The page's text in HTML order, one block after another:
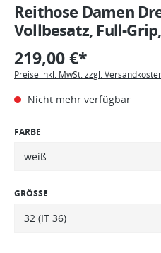
Reithose Damen
Vollbesatz, Full-
219,00 €*
Preise inkl. MwSt. zzgl.
Nicht mehr verfügbar
FARBE
GRÖSSE